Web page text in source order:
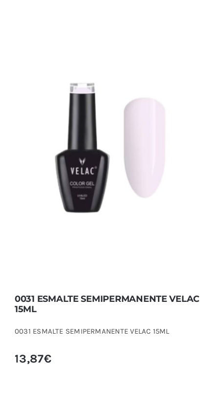
0031 ESMALTE SEMIPERMANENTE VELAC
15ML
0031 ESMALTE SEMIPERMANENTE VELAC
15ML
0031 ESMALTE SEMIPERMANENTE VELAC 15ML
13,87€